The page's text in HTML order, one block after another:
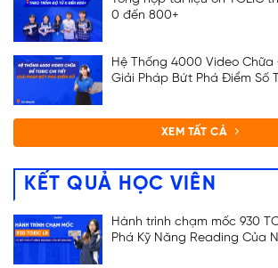
0 đến 800+
Hệ Thống 4000 Video Chữa
Giải Pháp Bứt Phá Điểm Số
XEM TẤT CẢ
KẾT QUẢ HỌC VIÊN
Hành trình chạm mốc 930
Phá Kỹ Năng Reading Của